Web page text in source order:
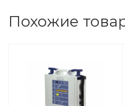
Похожие